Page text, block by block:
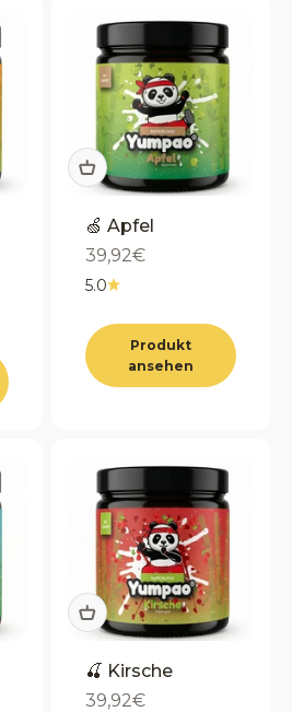
🍏 Apfel
Angebot
39,92€
5.0
Produkt
ansehen
🍒 Kirsche
Angebot
39,92€